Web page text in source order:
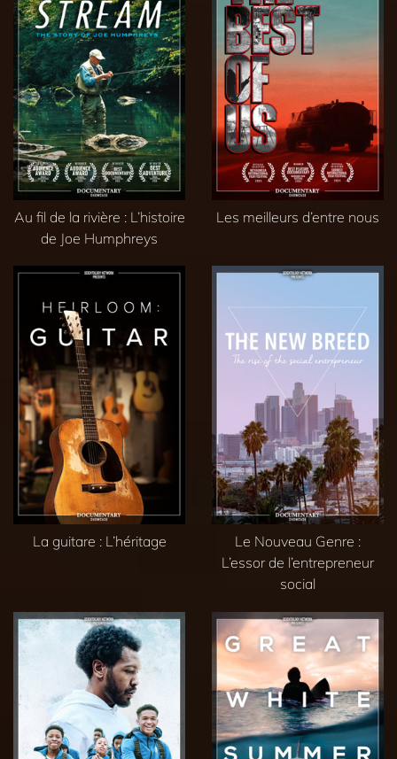
Au fil de la rivière : L’histoire
de Joe Humphreys
Les meilleurs d’entre nous
La guitare : L’héritage
Le Nouveau Genre :
L’essor de l’entrepreneur
social